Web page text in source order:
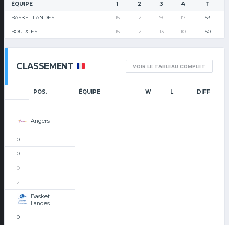
ÉQUIPE 1 2 3 4 T
BASKET LANDES 15 12 9 17 53
BOURGES 15 12 13 10 50
CLASSEMENT VOIR LE TABLEAU COMPLET
POS. ÉQUIPE W L DIFF
1
Angers
0
0
0
2
Basket
Landes
0